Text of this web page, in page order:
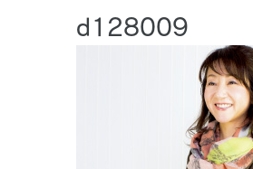
d128009